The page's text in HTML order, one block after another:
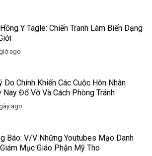
Y Tagle: Chiến Tranh Làm Biến Dạng
ago
Do Chính Khiến Các Cuộc Hôn Nhân
Nay Đổ Vỡ Và Cách Phòng Tránh
ago
Báo: V/v Những Youtubes Mạo Danh
Mục Giáo Phận Mỹ Tho